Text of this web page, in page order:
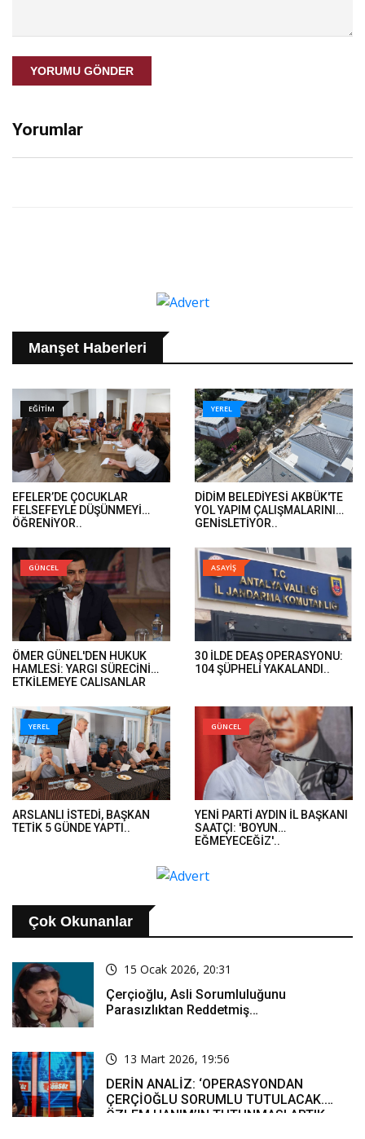
YORUMU GÖNDER
Yorumlar
Manşet Haberleri
EĞİTİM
EFELER’DE ÇOCUKLAR
FELSEFEYLE DÜŞÜNMEYİ
ÖĞRENİYOR..
YEREL
DİDİM BELEDİYESİ AKBÜK'TE
YOL YAPIM ÇALIŞMALARINI
GENİŞLETİYOR..
GÜNCEL
ÖMER GÜNEL'DEN HUKUK
HAMLESİ: YARGI SÜRECİNİ
ETKİLEMEYE ÇALIŞANLAR
VERECEK..
ASAYİŞ
30 İLDE DEAŞ OPERASYONU:
104 ŞÜPHELİ YAKALANDI..
YEREL
ARSLANLI İSTEDİ, BAŞKAN
TETİK 5 GÜNDE YAPTI..
GÜNCEL
YENİ PARTİ AYDIN İL BAŞKANI
SAATÇI: 'BOYUN
EĞMEYECEĞİZ'..
Çok Okunanlar
15 Ocak 2026, 20:31
Çerçioğlu, Asli Sorumluluğunu
Parasızlıktan Reddetmiş…
13 Mart 2026, 19:56
DERİN ANALİZ: ‘OPERASYONDAN
ÇERÇİOĞLU SORUMLU TUTULACAK.
ÖZLEM HANIM’IN TUTUNMASI ARTIK